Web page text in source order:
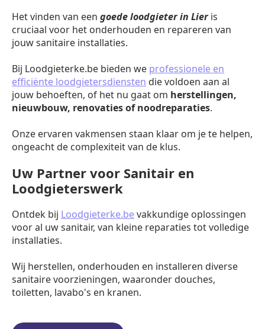
Het vinden van een goede loodgieter in Lieris
cruciaal voor het onderhouden en repareren van
jouw sanitaire installaties.
Bij Loodgieterke.be bieden we professionele en
efficiënte loodgietersdiensten die voldoen aan al
jouw behoeften, of het nu gaat om herstellingen,
nieuwbouw, renovaties of noodreparaties.
Onze ervaren vakmensen staan klaar om je te helpen,
ongeacht de complexiteit van de klus.
Uw Partner voor Sanitair en
Loodgieterswerk
Ontdek bij Loodgieterke.bevakkundige oplossingen
voor al uw sanitair, van kleine reparaties tot volledige
installaties.
Wij herstellen, onderhouden en installeren diverse
sanitaire voorzieningen, waaronder douches,
toiletten, lavabo's en kranen.